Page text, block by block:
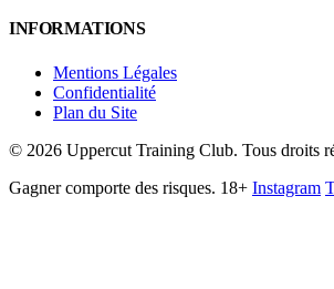
INFORMATIONS
Mentions Légales
Confidentialité
Plan du Site
© 2026 Uppercut Training Club. Tous droits
Gagner comporte des risques. 18+ Instagram